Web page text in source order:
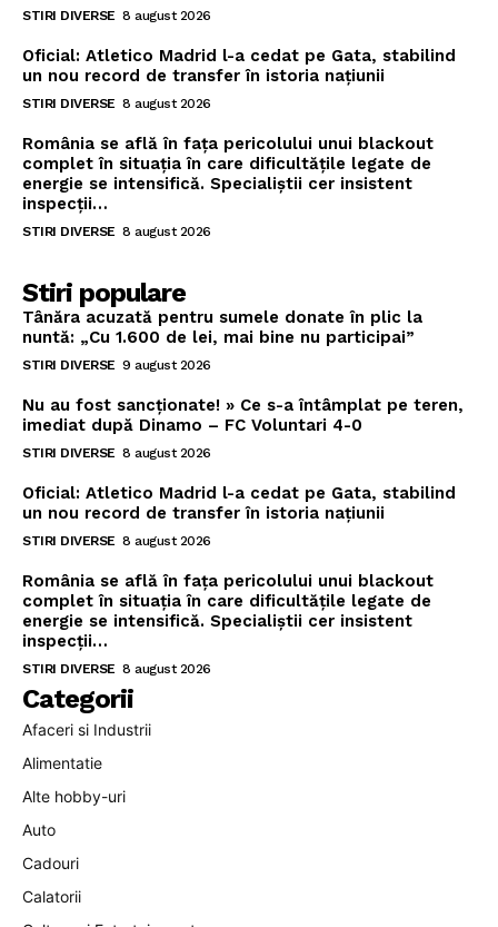
STIRI DIVERSE 8 august 2026
Oficial: Atletico Madrid l-a cedat pe Gata, stabilind
un nou record de transfer în istoria națiunii
STIRI DIVERSE 8 august 2026
România se află în fața pericolului unui blackout
complet în situația în care dificultățile legate de
energie se intensifică. Specialiștii cer insistent
inspecții…
STIRI DIVERSE 8 august 2026
Stiri populare
Tânăra acuzată pentru sumele donate în plic la
nuntă: „Cu 1.600 de lei, mai bine nu participai”
STIRI DIVERSE 9 august 2026
Nu au fost sancționate! » Ce s-a întâmplat pe teren,
imediat după Dinamo – FC Voluntari 4-0
STIRI DIVERSE 8 august 2026
Oficial: Atletico Madrid l-a cedat pe Gata, stabilind
un nou record de transfer în istoria națiunii
STIRI DIVERSE 8 august 2026
România se află în fața pericolului unui blackout
complet în situația în care dificultățile legate de
energie se intensifică. Specialiștii cer insistent
inspecții…
STIRI DIVERSE 8 august 2026
Categorii
Afaceri si Industrii
Alimentatie
Alte hobby-uri
Auto
Cadouri
Calatorii